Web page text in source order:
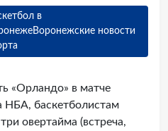
в
Воронежские новости
«Орландо» в матче
НБА, баскетболистам
овертайма (встреча,